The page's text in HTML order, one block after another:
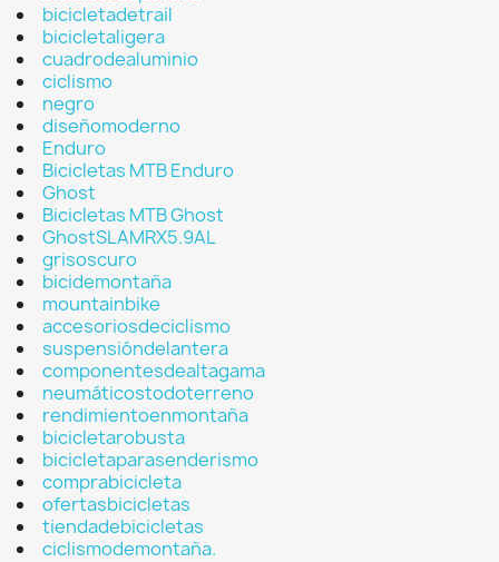
bicicletadetrail
bicicletaligera
cuadrodealuminio
ciclismo
negro
diseñomoderno
Enduro
Bicicletas MTB Enduro
Ghost
Bicicletas MTB Ghost
GhostSLAMRX5.9AL
grisoscuro
bicidemontaña
mountainbike
accesoriosdeciclismo
suspensióndelantera
componentesdealtagama
neumáticostodoterreno
rendimientoenmontaña
bicicletarobusta
bicicletaparasenderismo
comprabicicleta
ofertasbicicletas
tiendadebicicletas
ciclismodemontaña.